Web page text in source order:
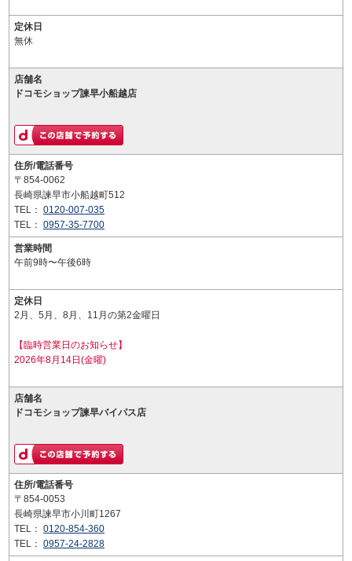
定休日
無休
店舗名
ドコモショップ諫早小船越店
住所/電話番号
〒854-0062
長崎県諫早市小船越町512
TEL： 0120-007-035
TEL： 0957-35-7700
営業時間
午前9時〜午後6時
定休日
2月、5月、8月、11月の第2金曜日
【臨時営業日のお知らせ】
2026年8月14日(金曜)
店舗名
ドコモショップ諫早バイパス店
住所/電話番号
〒854-0053
長崎県諫早市小川町1267
TEL： 0120-854-360
TEL： 0957-24-2828